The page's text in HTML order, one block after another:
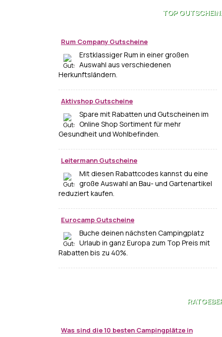
TOP
Rum Company Gutscheine
Erstklassiger Rum in einer großen
Auswahl aus verschiedenen
Herkunftsländern.
Aktivshop Gutscheine
Spare mit Rabatten und Gutscheinen im
Online Shop Sortiment für mehr
Gesundheit und Wohlbefinden.
Leitermann Gutscheine
Mit diesen Rabattcodes kannst du eine
große Auswahl an Bau- und Gartenartikel
reduziert kaufen.
Eurocamp Gutscheine
Buche deinen nächsten Campingplatz
Urlaub in ganz Europa zum Top Preis mit
Rabatten bis zu 40%.
Was sind die 10 besten Campingplätze in